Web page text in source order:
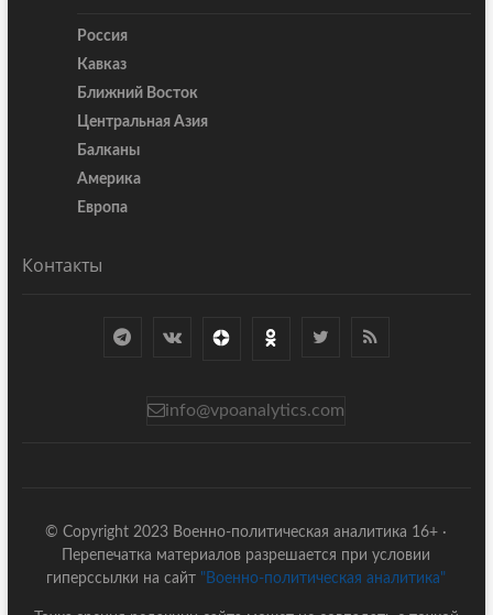
Россия
Кавказ
Ближний Восток
Центральная Азия
Балканы
Америка
Европа
Контакты
info@vpoanalytics.com
© Copyright 2023 Военно-политическая аналитика 16+ ·
Перепечатка материалов разрешается при условии
гиперссылки на сайт "Военно-политическая аналитика"